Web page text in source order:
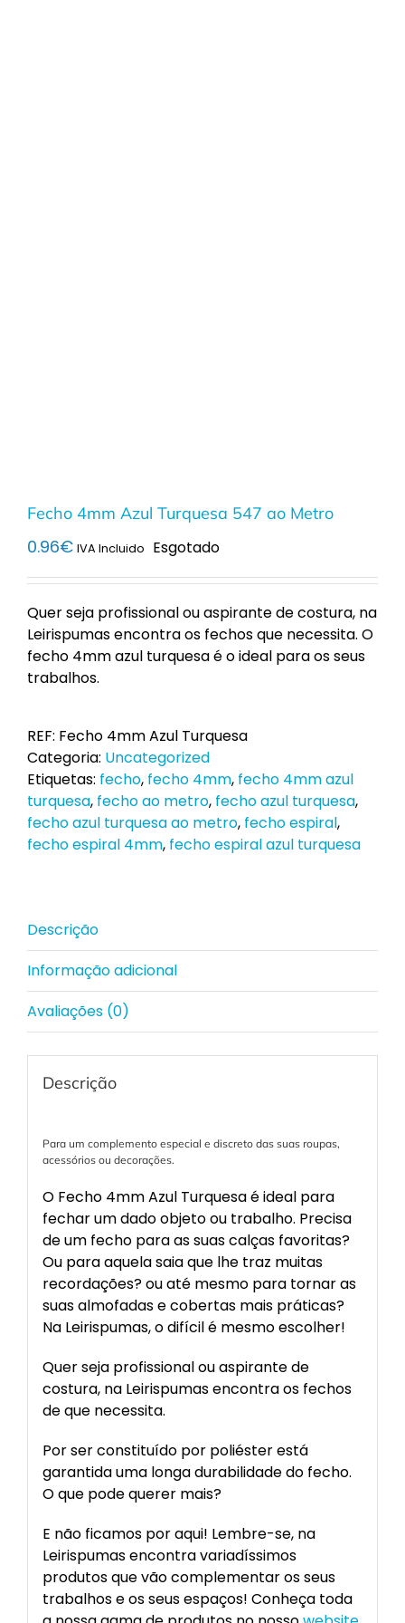
Fecho 4mm Azul Turquesa 547 ao Metro
0.96€ IVA Incluido Esgotado
Quer seja profissional ou aspirante de costura, na
Leirispumas encontra os fechos que necessita. O
fecho 4mm azul turquesa é o ideal para os seus
trabalhos.
REF: Fecho 4mm Azul Turquesa
Categoria: Uncategorized
Etiquetas: fecho, fecho 4mm, fecho 4mm azul
turquesa, fecho ao metro, fecho azul turquesa,
fecho azul turquesa ao metro, fecho espiral,
fecho espiral 4mm, fecho espiral azul turquesa
Descrição
Informação adicional
Avaliações (0)
Descrição
Para um complemento especial e discreto das suas roupas,
acessórios ou decorações.
O Fecho 4mm Azul Turquesa é ideal para
fechar um dado objeto ou trabalho. Precisa
de um fecho para as suas calças favoritas?
Ou para aquela saia que lhe traz muitas
recordações? ou até mesmo para tornar as
suas almofadas e cobertas mais práticas?
Na Leirispumas, o difícil é mesmo escolher!
Quer seja profissional ou aspirante de
costura, na Leirispumas encontra os fechos
de que necessita.
Por ser constituído por poliéster está
garantida uma longa durabilidade do fecho.
O que pode querer mais?
E não ficamos por aqui! Lembre-se, na
Leirispumas encontra variadíssimos
produtos que vão complementar os seus
trabalhos e os seus espaços! Conheça toda